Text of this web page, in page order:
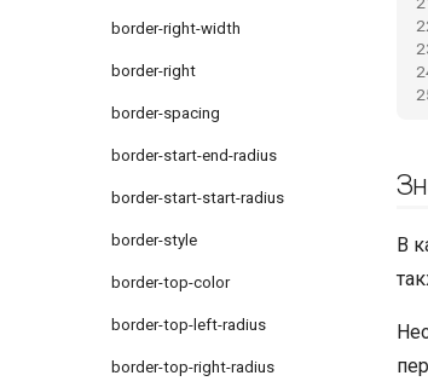
border-right-width
border-right
border-spacing
border-start-end-radius
border-start-start-radius
border-style
border-top-color
border-top-left-radius
border-top-right-radius
В